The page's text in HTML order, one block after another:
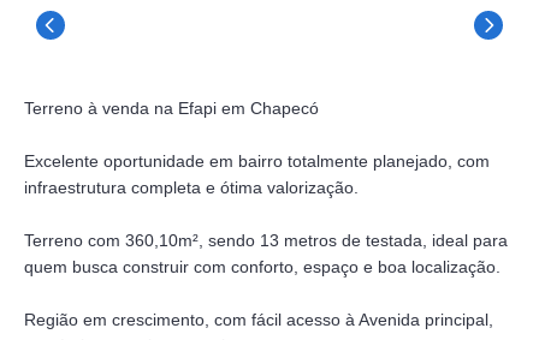
Terreno à venda na Efapi em Chapecó
Excelente oportunidade em bairro totalmente planejado, com
infraestrutura completa e ótima valorização.
Terreno com 360,10m², sendo 13 metros de testada, ideal para
quem busca construir com conforto, espaço e boa localização.
Região em crescimento, com fácil acesso à Avenida principal,